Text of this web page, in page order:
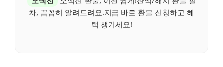
차, 꼼꼼히 알려드려요.지금 바로 환불 신청하고 혜
택 챙기세요!